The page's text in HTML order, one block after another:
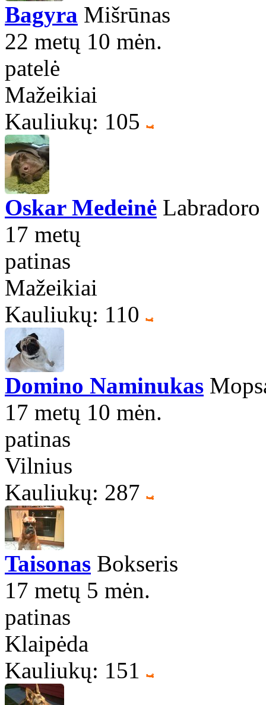
Bagyra Mišrūnas
22 metų 10 mėn.
patelė
Mažeikiai
Kauliukų: 105
Oskar Medeinė
17 metų
patinas
Mažeikiai
Kauliukų: 110
Domino Naminukas
17 metų 10 mėn.
patinas
Vilnius
Kauliukų: 287
Taisonas Bokseris
17 metų 5 mėn.
patinas
Klaipėda
Kauliukų: 151